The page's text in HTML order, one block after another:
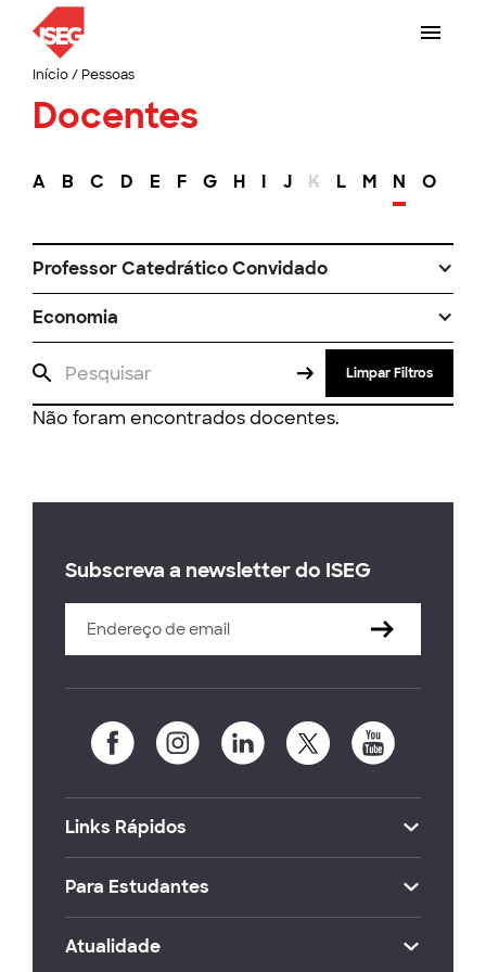
Início/ Pessoas
Docentes
A B C D E F G H I J K L M N O
Professor Catedrático Convidado
Economia
Limpar Filtros
Não foram encontrados docentes.
Subscreva a newsletter do ISEG
Links Rápidos
Para Estudantes
Atualidade